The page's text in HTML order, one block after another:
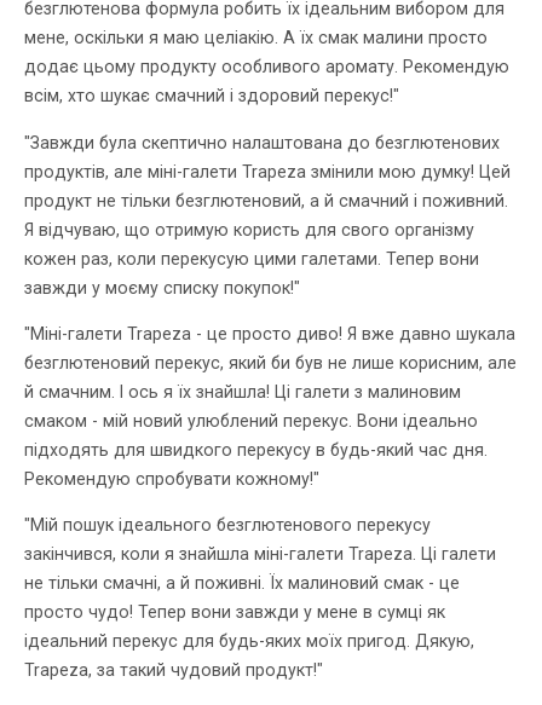
безглютенова формула робить їх ідеальним вибором для
мене, оскільки я маю целіакію. А їх смак малини просто
додає цьому продукту особливого аромату. Рекомендую
всім, хто шукає смачний і здоровий перекус!"
"Завжди була скептично налаштована до безглютенових
продуктів, але міні-галети Trapeza змінили мою думку! Цей
продукт не тільки безглютеновий, а й смачний і поживний.
Я відчуваю, що отримую користь для свого організму
кожен раз, коли перекусую цими галетами. Тепер вони
завжди у моєму списку покупок!"
"Міні-галети Trapeza - це просто диво! Я вже давно шукала
безглютеновий перекус, який би був не лише корисним, але
й смачним. І ось я їх знайшла! Ці галети з малиновим
смаком - мій новий улюблений перекус. Вони ідеально
підходять для швидкого перекусу в будь-який час дня.
Рекомендую спробувати кожному!"
"Мій пошук ідеального безглютенового перекусу
закінчився, коли я знайшла міні-галети Trapeza. Ці галети
не тільки смачні, а й поживні. Їх малиновий смак - це
просто чудо! Тепер вони завжди у мене в сумці як
ідеальний перекус для будь-яких моїх пригод. Дякую,
Trapeza, за такий чудовий продукт!"